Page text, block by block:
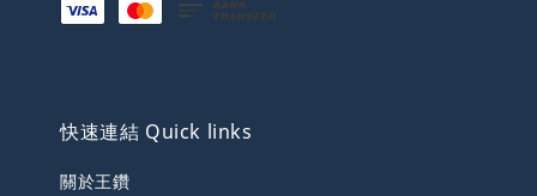
快速連結 Quick links
關於王鑽